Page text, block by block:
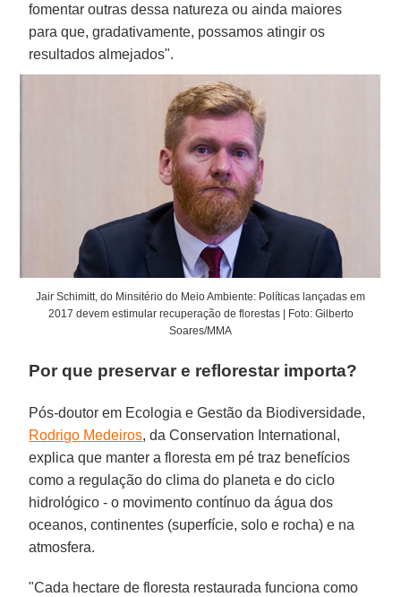
fomentar outras dessa natureza ou ainda maiores
para que, gradativamente, possamos atingir os
resultados almejados".
Jair Schimitt, do Minsitério do Meio Ambiente: Políticas lançadas em
2017 devem estimular recuperação de florestas | Foto: Gilberto
Soares/MMA
Por que preservar e reflorestar importa?
Pós-doutor em Ecologia e Gestão da Biodiversidade,
Rodrigo Medeiros, da Conservation International,
explica que manter a floresta em pé traz benefícios
como a regulação do clima do planeta e do ciclo
hidrológico - o movimento contínuo da água dos
oceanos, continentes (superfície, solo e rocha) e na
atmosfera.
"Cada hectare de floresta restaurada funciona como